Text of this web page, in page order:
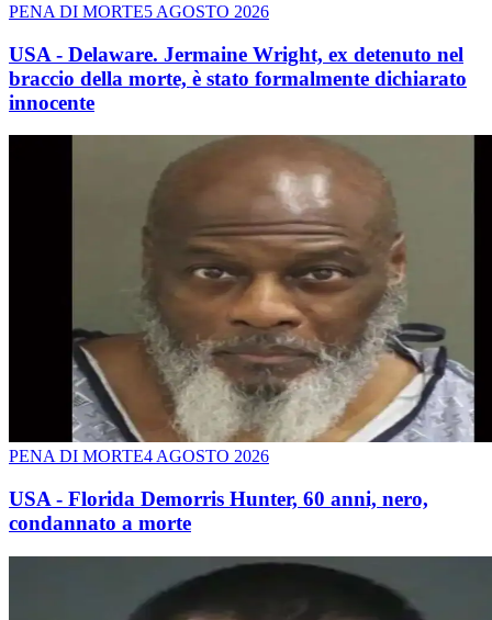
PENA DI MORTE5 AGOSTO 2026
USA - Delaware. Jermaine Wright, ex detenuto nel
braccio della morte, è stato formalmente dichiarato
innocente
PENA DI MORTE4 AGOSTO 2026
USA - Florida Demorris Hunter, 60 anni, nero,
condannato a morte